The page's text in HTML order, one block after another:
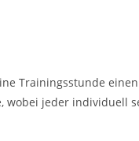
Trainingsstunde
jeder individuell